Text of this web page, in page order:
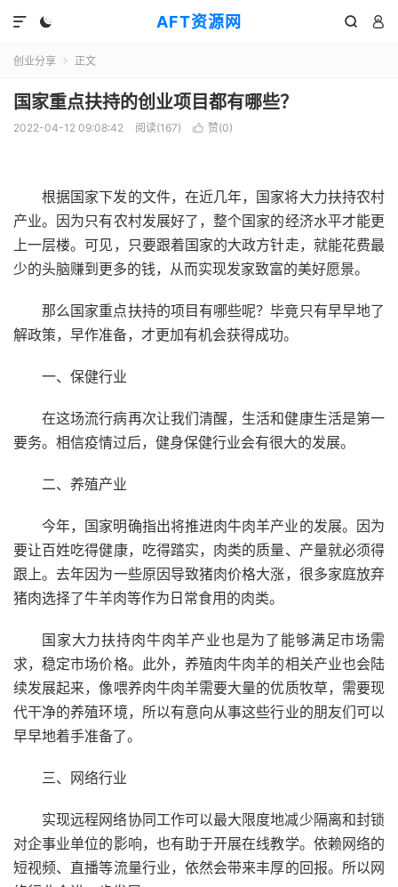
AFT资源网
  

创业分享  正文
国家重点扶持的创业项目都有哪些？
2022-04-12 09:08:42 阅读(167)  赞(0)
根据国家下发的文件，在近几年，国家将大力扶持农村
产业。因为只有农村发展好了，整个国家的经济水平才能更
上一层楼。可见，只要跟着国家的大政方针走，就能花费最
少的头脑赚到更多的钱，从而实现发家致富的美好愿景。
那么国家重点扶持的项目有哪些呢？毕竟只有早早地了
解政策，早作准备，才更加有机会获得成功。
一、保健行业
在这场流行病再次让我们清醒，生活和健康生活是第一
要务。相信疫情过后，健身保健行业会有很大的发展。
二、养殖产业
今年，国家明确指出将推进肉牛肉羊产业的发展。因为
要让百姓吃得健康，吃得踏实，肉类的质量、产量就必须得
跟上。去年因为一些原因导致猪肉价格大涨，很多家庭放弃
猪肉选择了牛羊肉等作为日常食用的肉类。
国家大力扶持肉牛肉羊产业也是为了能够满足市场需
求，稳定市场价格。此外，养殖肉牛肉羊的相关产业也会陆
续发展起来，像喂养肉牛肉羊需要大量的优质牧草，需要现
代干净的养殖环境，所以有意向从事这些行业的朋友们可以
早早地着手准备了。
三、网络行业
实现远程网络协同工作可以最大限度地减少隔离和封锁
对企事业单位的影响，也有助于开展在线教学。依赖网络的
短视频、直播等流量行业，依然会带来丰厚的回报。所以网